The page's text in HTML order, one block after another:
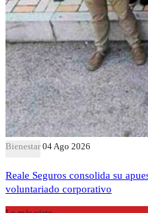
Bienestar 04 Ago 2026
Reale Seguros consolida su
voluntariado corporativo